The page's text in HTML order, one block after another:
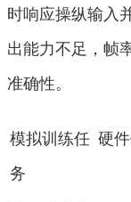
时响应操纵输入
出能力不足，帧
准确性。
模拟训练任
务
硬